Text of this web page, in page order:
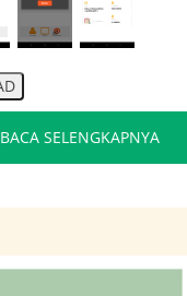
BACA SELENGKAPNYA